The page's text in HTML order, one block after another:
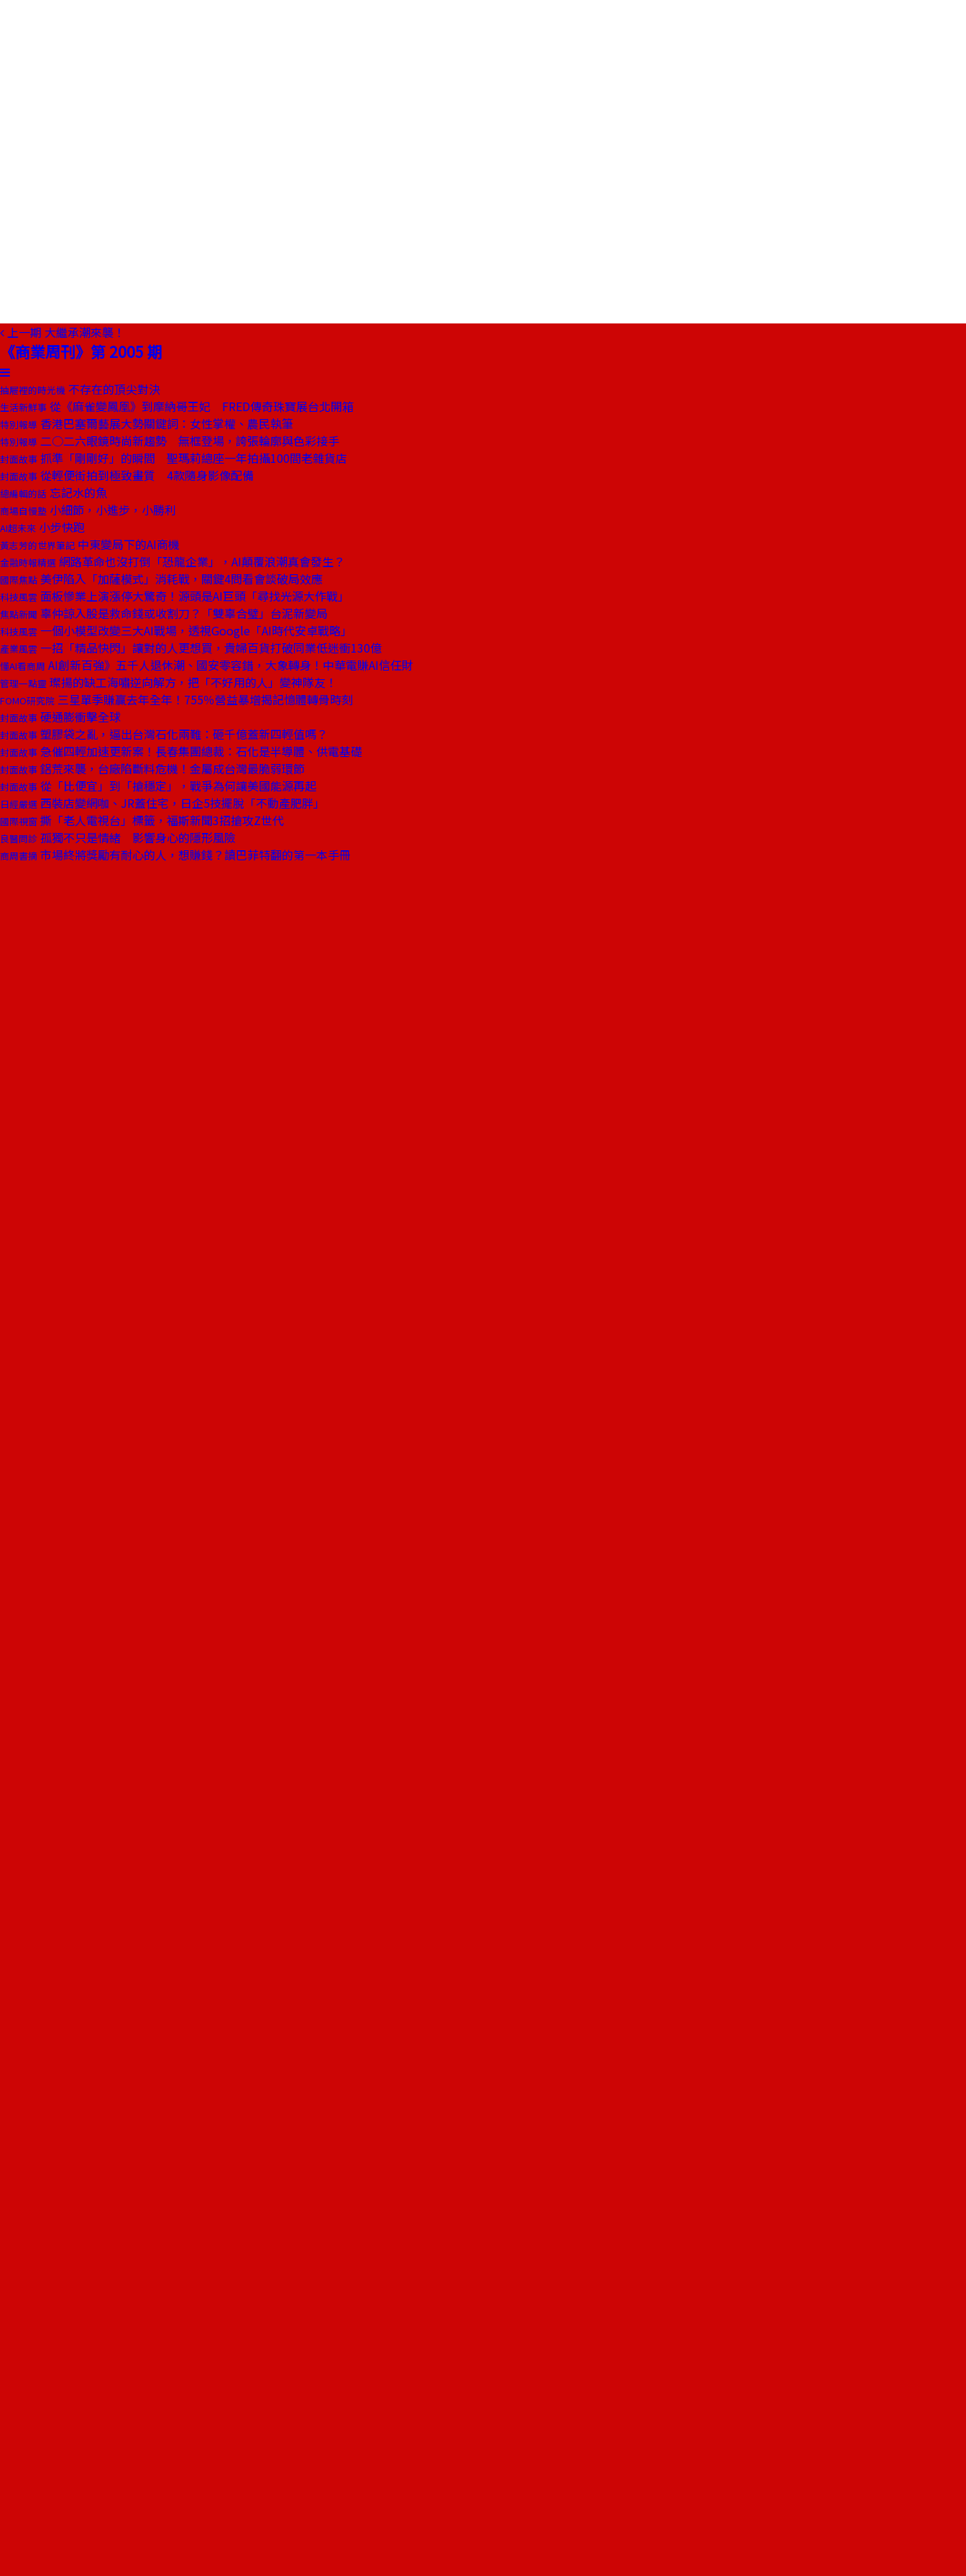
上一期 大繼承潮來襲！
《商業周刊》第 2005 期
抽屜裡的時光機 不存在的頂尖對決
生活新鮮事 從《麻雀變鳳凰》到摩納哥王妃 FRED傳奇珠寶展台北開箱
特別報導 香港巴塞爾藝展大勢關鍵詞：女性掌權、農民執筆
特別報導 二○二六眼鏡時尚新趨勢 無框登場，誇張輪廓與色彩接手
封面故事 抓準「剛剛好」的瞬間 聖瑪莉總座一年拍攝100間老雜貨店
封面故事 從輕便街拍到極致畫質 4款隨身影像配備
總編輯的話 忘記水的魚
商場自慢塾 小細節，小進步，小勝利
AI超未來 小步快跑
黃志芳的世界筆記 中東變局下的AI商機
金融時報精選 網路革命也沒打倒「恐龍企業」，AI顛覆浪潮真會發生？
國際焦點 美伊陷入「加薩模式」消耗戰，關鍵4問看會談破局效應
科技風雲 面板慘業上演漲停大驚奇！源頭是AI巨頭「尋找光源大作戰」
焦點新聞 辜仲諒入股是救命錢或收割刀？「雙辜合璧」台泥新變局
科技風雲 一個小模型改變三大AI戰場，透視Google「AI時代安卓戰略」
產業風雲 一招「精品快閃」讓對的人更想買，貴婦百貨打破同業低迷衝130億
懂AI看商周 AI創新百強》五千人退休潮、國安零容錯，大象轉身！中華電賺AI信任財
管理一點靈 璨揚的缺工海嘯逆向解方，把「不好用的人」變神隊友！
FOMO研究院 三星單季賺贏去年全年！755％營益暴增揭記憶體轉骨時刻
封面故事 硬通膨衝擊全球
封面故事 塑膠袋之亂，逼出台灣石化兩難：砸千億蓋新四輕值嗎？
封面故事 急催四輕加速更新案！長春集團總裁：石化是半導體、供電基礎
封面故事 鋁荒來襲，台廠陷斷料危機！金屬成台灣最脆弱環節
封面故事 從「比便宜」到「搶穩定」，戰爭為何讓美國能源再起
日經嚴選 西裝店變網咖、JR蓋住宅，日企5技擺脫「不動產肥胖」
國際視窗 撕「老人電視台」標籤，福斯新聞3招搶攻Z世代
良醫問診 孤獨不只是情緒 影響身心的隱形風險
商周書摘 市場終將獎勵有耐心的人，想賺錢？讀巴菲特翻的第一本手冊